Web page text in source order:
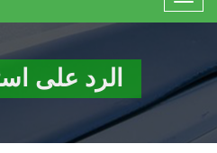
الرد على